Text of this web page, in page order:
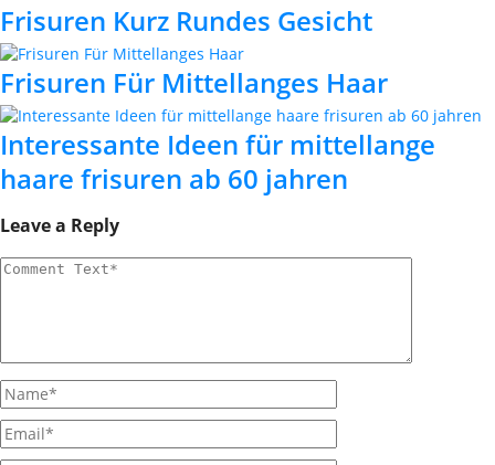
Frisuren Kurz Rundes Gesicht
Frisuren Für Mittellanges Haar
Interessante Ideen für mittellange
haare frisuren ab 60 jahren
Leave a Reply